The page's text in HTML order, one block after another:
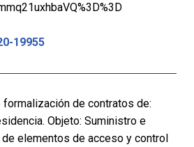
19955
formalización de contratos de:
Objeto: Suministro e
elementos de acceso y control